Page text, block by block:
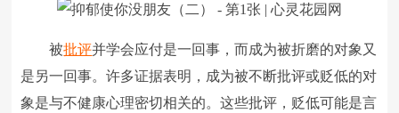
字体：大 中 小
被批评并学会应付是一回事，而成为被折磨的对象又
是另一回事。许多证据表明，成为被不断批评或贬低的对
象是与不健康心理密切相关的。这些批评，贬低可能是言